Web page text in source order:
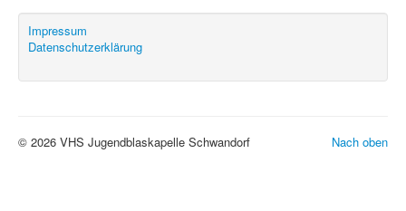
Impressum
Datenschutzerklärung
Nach oben
© 2026 VHS Jugendblaskapelle Schwandorf